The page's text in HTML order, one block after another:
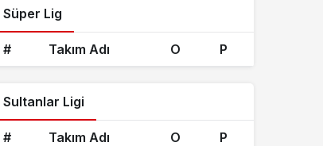
Süper Lig
# Takım Adı O P
Sultanlar Ligi
# Takım Adı O P